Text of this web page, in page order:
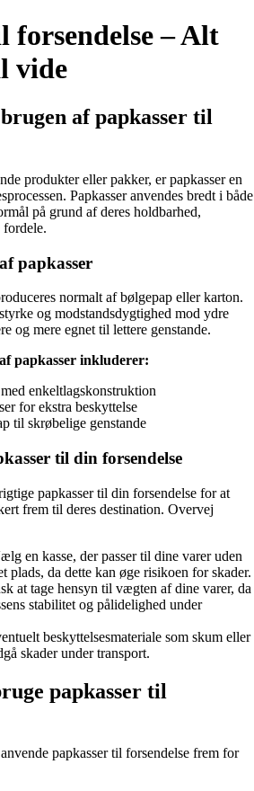
forsendelse – Alt
vide
af papkasser til
produkter eller pakker, er papkasser en
Papkasser anvendes bredt i både
på grund af deres holdbarhed,
papkasser
normalt af bølgepap eller karton.
og modstandsdygtighed mod ydre
og mere egnet til lettere genstande.
papkasser inkluderer:
enkeltlagskonstruktion
for ekstra beskyttelse
til skrøbelige genstande
til din forsendelse
papkasser til din forsendelse for at
frem til deres destination. Overvej
en kasse, der passer til dine varer uden
plads, da dette kan øge risikoen for skader.
at tage hensyn til vægten af dine varer, da
stabilitet og pålidelighed under
beskyttelsesmateriale som skum eller
skader under transport.
papkasser til
papkasser til forsendelse frem for